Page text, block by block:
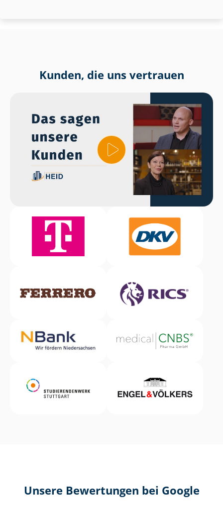
Kunden, die uns vertrauen
Unsere Bewertungen bei Google